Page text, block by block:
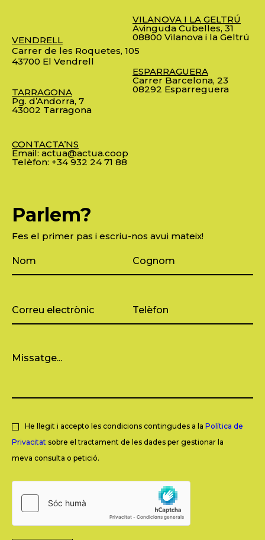
VENDRELL
Carrer de les Roquetes, 105
43700 El Vendrell
TARRAGONA
Pg. d’Andorra, 7
43002 Tarragona
CONTACTA’NS
Email: actua@actua.coop
Telèfon: +34 932 24 71 88
VILANOVA I LA GELTRÚ
Avinguda Cubelles, 31
08800 Vilanova i la Geltrú
ESPARRAGUERA
Carrer Barcelona, 23
08292 Esparreguera
Parlem?
Fes el primer pas i escriu-nos avui mateix!
He llegit i accepto les condicions contingudes a la Política de
Privacitat sobre el tractament de les dades per gestionar la
meva consulta o petició.